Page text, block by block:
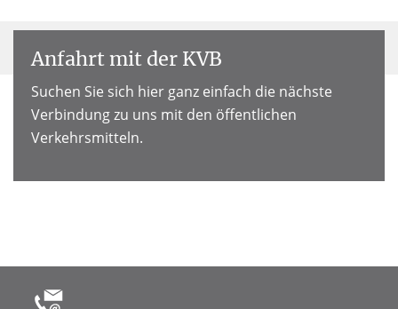
Anfahrt mit der KVB
Suchen Sie sich hier ganz einfach die nächste
Verbindung zu uns mit den öffentlichen
Verkehrsmitteln.